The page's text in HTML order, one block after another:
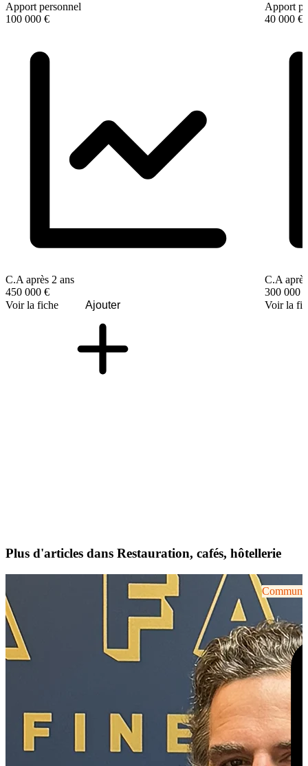
Apport personnel
100 000 €
C.A après 2 ans
450 000 €
Voir la fiche
Ajouter
Apport
40 000 €
C.A
300 000 €
Voir la
Plus d'articles dans Restauration, cafés, hôtellerie